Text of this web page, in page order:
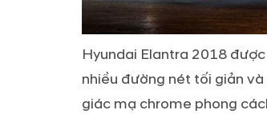
Hyundai Elantra 2018
nhiều đường nét tối giản
giác mạ chrome phong